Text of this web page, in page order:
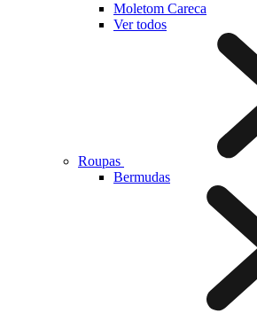
Moletom Careca
Ver todos
Roupas
Bermudas